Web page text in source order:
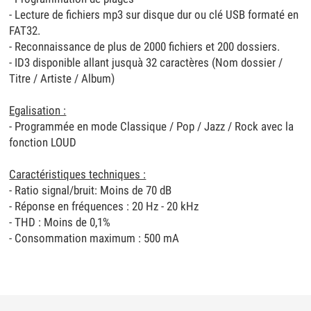
- Lecture de fichiers mp3 sur disque dur ou clé USB formaté en
FAT32.
- Reconnaissance de plus de 2000 fichiers et 200 dossiers.
- ID3 disponible allant jusquà 32 caractères (Nom dossier /
Titre / Artiste / Album)
Egalisation :
- Programmée en mode Classique / Pop / Jazz / Rock avec la
fonction LOUD
Caractéristiques techniques :
- Ratio signal/bruit: Moins de 70 dB
- Réponse en fréquences : 20 Hz - 20 kHz
- THD : Moins de 0,1%
- Consommation maximum : 500 mA